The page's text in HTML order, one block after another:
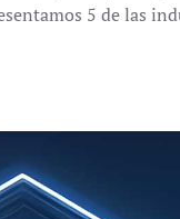
5 de las